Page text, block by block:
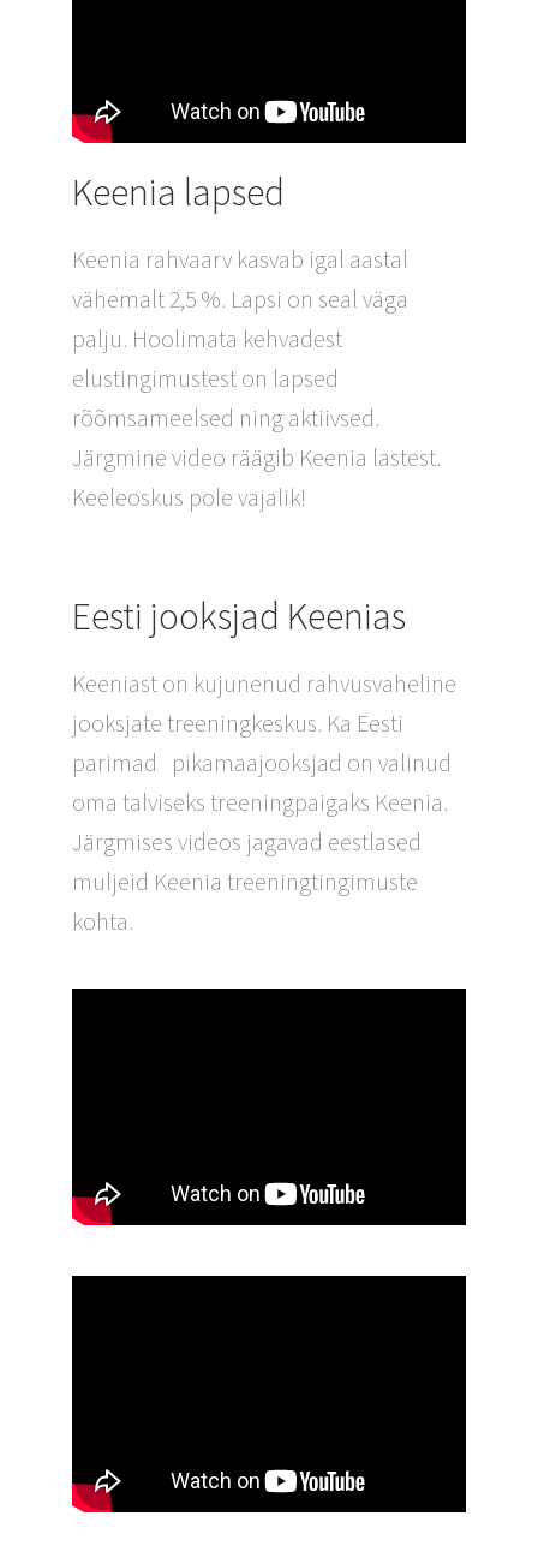
Keenia lapsed
Keenia rahvaarv kasvab igal aastal
vähemalt 2,5 %. Lapsi on seal väga
palju. Hoolimata kehvadest
elustingimustest on lapsed
rõõmsameelsed ning aktiivsed.
Järgmine video räägib Keenia lastest.
Keeleoskus pole vajalik!
Eesti jooksjad Keenias
Keeniast on kujunenud rahvusvaheline
jooksjate treeningkeskus. Ka Eesti
parimad pikamaajooksjad on valinud
oma talviseks treeningpaigaks Keenia.
Järgmises videos jagavad eestlased
muljeid Keenia treeningtingimuste
kohta.